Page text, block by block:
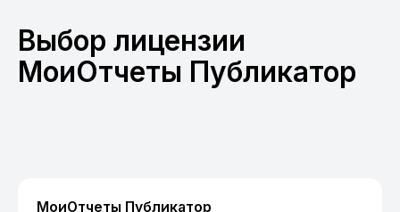
Выбор лицензии
МоиОтчеты Публикатор
МоиОтчеты Публикатор